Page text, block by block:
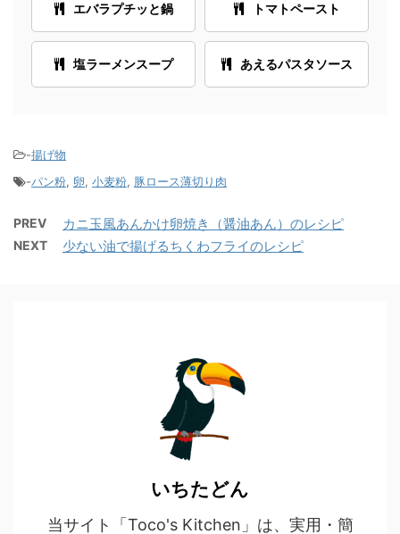
エバラプチッと鍋 トマトペースト
塩ラーメンスープ あえるパスタソース
-揚げ物
-パン粉, 卵, 小麦粉, 豚ロース薄切り肉
PREV カニ玉風あんかけ卵焼き（醤油あん）のレシピ
NEXT 少ない油で揚げるちくわフライのレシピ
いちたどん
当サイト「Toco's Kitchen」は、実用・簡